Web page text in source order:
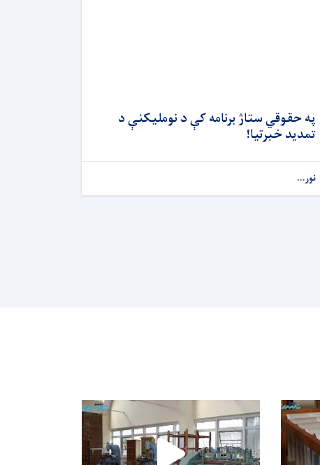
په حقوقي ستاژ برنامه کې د نوملیکنې د
تمدید خبرتیا!
نور...